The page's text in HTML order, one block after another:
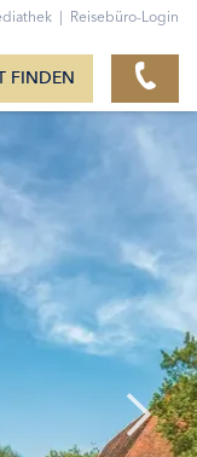
| Reisebüro-Login
FINDEN